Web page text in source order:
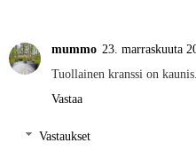
mummo 23. marraskuuta
Tuollainen kranssi on
Vastaa
Vastaukset